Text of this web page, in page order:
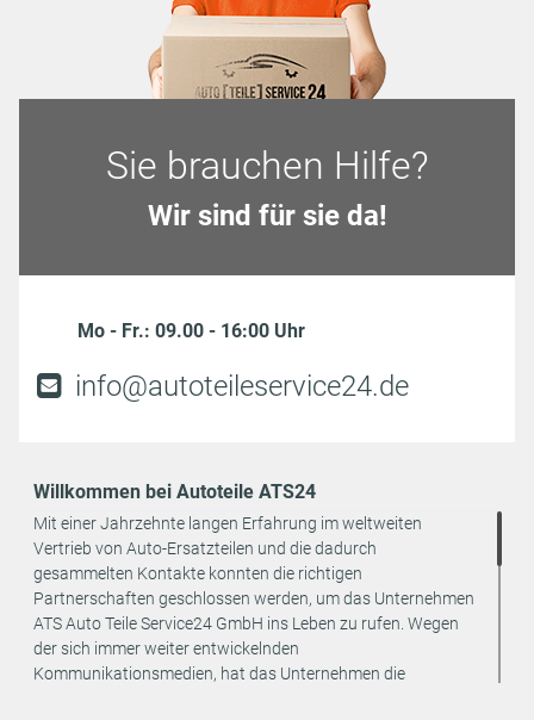
Sie brauchen Hilfe?
Wir sind für sie da!
Mo - Fr.: 09.00 - 16:00 Uhr
info@autoteileservice24.de
Willkommen bei Autoteile ATS24
Mit einer Jahrzehnte langen Erfahrung im weltweiten
Vertrieb von Auto-Ersatzteilen und die dadurch
gesammelten Kontakte konnten die richtigen
Partnerschaften geschlossen werden, um das Unternehmen
ATS Auto Teile Service24 GmbH ins Leben zu rufen. Wegen
der sich immer weiter entwickelnden
Kommunikationsmedien, hat das Unternehmen die